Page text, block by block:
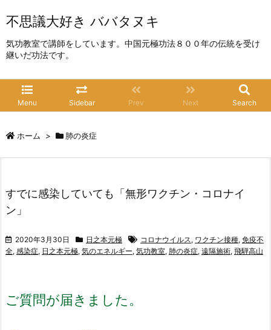
不思議大好き ババタヌキ
気功教室で講師をしています。中国元極功法８００年の伝統を受け
継いだ功法です。
Menu Sidebar Prev Next Search
ホーム > 肺の炎症
すでに感染していても「無形ワクチン・コロナイ
ン」
2020年3月30日 日之本元極 コロナウイルス, ワクチン接種, 免疫不
全, 感染症, 日之本元極, 気のエネルギー, 気功教室, 肺の炎症, 遠隔施術, 飛騨高山
ご質問が届きました。